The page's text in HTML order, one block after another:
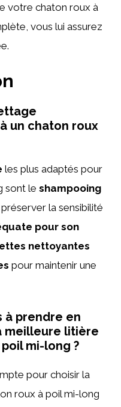
votre chaton roux à
vous lui assurez
un chaton roux
les plus adaptés pour
sont le shampooing
la sensibilité
pour son
nettoyantes
pour maintenir une
à prendre en
meilleure litière
mi-long ?
pour choisir la
roux à poil mi-long